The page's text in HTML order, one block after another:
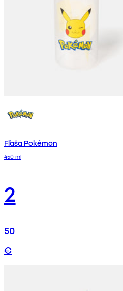
Fľaša Pokémon
450 ml
2
50
€